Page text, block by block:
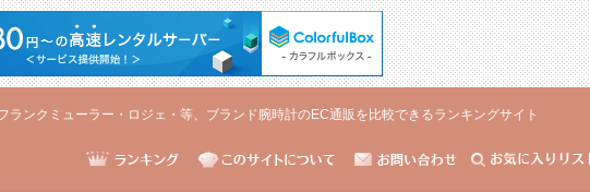
ンクミューラー・ロジェ・等、ブランド腕時計のEC通販を比較できるランキングサイト